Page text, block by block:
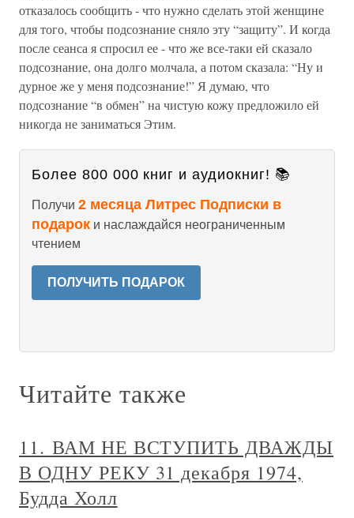
отказалось сообщить - что нужно сделать этой женщине
для того, чтобы подсознание сняло эту “защиту”. И когда
после сеанса я спросил ее - что же все-таки ей сказало
подсознание, она долго молчала, а потом сказала: “Ну и
дурное же у меня подсознание!” Я думаю, что
подсознание “в обмен” на чистую кожу предложило ей
никогда не заниматься Этим.
Более 800 000 книг и аудиокниг! 📚
Получи 2 месяца Литрес Подписки в
подарок и наслаждайся неограниченным
чтением
ПОЛУЧИТЬ ПОДАРОК
Читайте также
11. ВАМ НЕ ВСТУПИТЬ ДВАЖДЫ
В ОДНУ РЕКУ 31 декабря 1974,
Будда Холл